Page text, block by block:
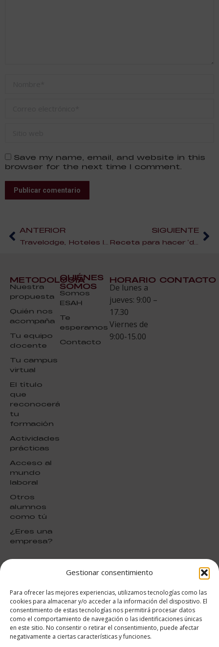
Gestionar consentimiento
Para ofrecer las mejores experiencias, utilizamos tecnologías como las
cookies para almacenar y/o acceder a la información del dispositivo. El
consentimiento de estas tecnologías nos permitirá procesar datos
como el comportamiento de navegación o las identificaciones únicas
en este sitio. No consentir o retirar el consentimiento, puede afectar
negativamente a ciertas características y funciones.
Save my name, email, and website in this
browser for the next time I comment.
Publicar comentario
ANTERIOR SIGUIENTE
METODOLOGÍA
Nuestra
propuesta
Quién nos
acompaña
Tu equipo
docente
Tu campus
virtual
El título
que
reconocerá
tu
formación
Actividades
prácticas
Acceso al
mundo
laboral
Otros
alumnos
como tú
¿Eres una
empresa?
QUIÉNES
SOMOS
Somos
ESAH
Te
esperamos
Contacto
HORARIO
De lunes a
jueves: 9:00 –
17.30
Viernes de
9:00-15.00
CONTACTO
puntuación para ESAH
basado en
Valoraciones soportado por
eKomi